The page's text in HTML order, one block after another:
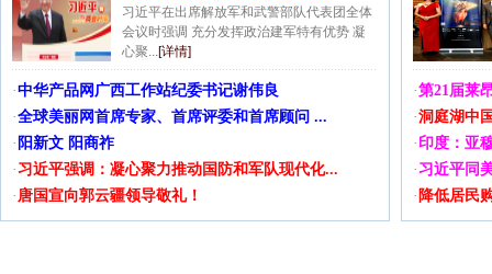
习近平在出席解放军和武警部队代表团全体
会议时强调 充分发挥政治建军特有优势 凝
心聚...[详情]
·中华产品网广西工作站纪委书记谢伟良
·全球美丽网首席专家、首席评委和首席顾问 ...
· 阳新文 阳商祚
·习近平强调：凝心聚力推动国防和军队现代化...
· 唐国宣向郭云疆领导敬礼！
·第21届莱
·洞庭湖中
· 印度：亚
·习近平同
· 降低居民